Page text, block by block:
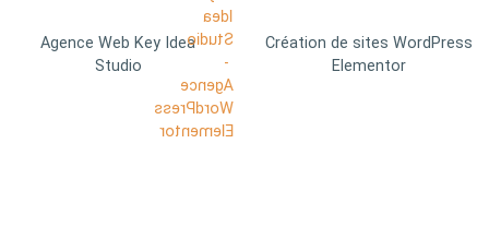
Agence Web Key Idea
Studio
Création de sites WordPress
Elementor